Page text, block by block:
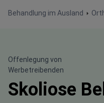
Behandlung im Ausland
Offenlegung von
Werbetreibenden
Skoliose